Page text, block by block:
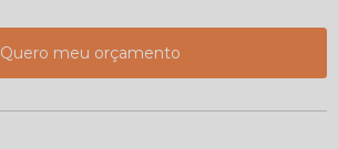
Quero meu orçamento